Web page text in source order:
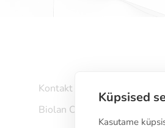
Kontakt
Biolan Oy
Küpsised
Kasutame